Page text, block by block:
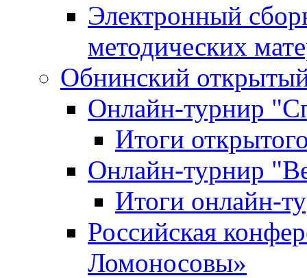
Электронный
методических
Обнинский
Онлайн-турнир
Итоги
Онлайн-турнир
Итоги онлайн-
Российская
Ломоносовы»